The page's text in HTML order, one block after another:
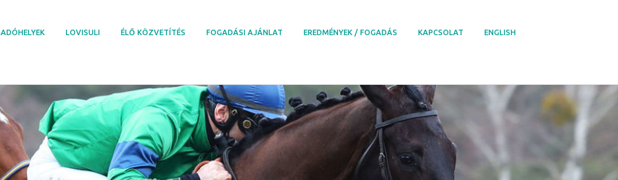
LOVISULI ÉLŐ KÖZVETÍTÉS FOGADÁSI AJÁNLAT EREDMÉNYEK / FOGADÁS KAPCSOLAT ENGLISH